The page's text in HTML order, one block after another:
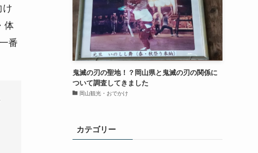
け
体
番
鬼滅の刃の聖地！？岡山県と鬼滅の刃の関係に
ついて調査してきました
岡山観光・おでかけ
カテゴリー